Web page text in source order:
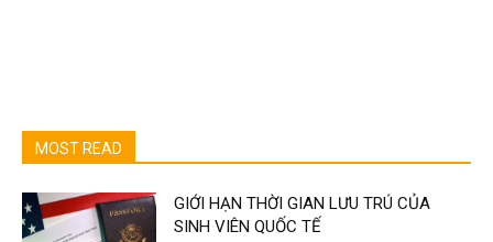
MOST READ
GIỚI HẠN THỜI GIAN LƯU TRÚ CỦA
SINH VIÊN QUỐC TẾ